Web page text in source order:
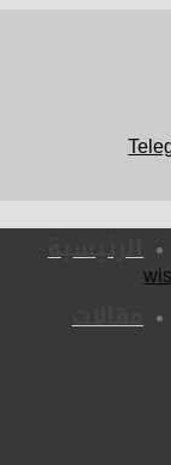
الرئيسية
مقالات